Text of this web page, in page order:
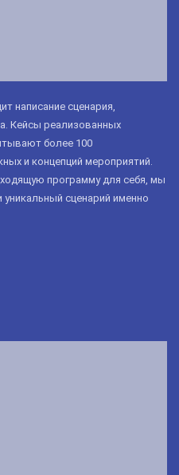
написание сценария,
Кейсы реализованных
более 100
и концепций мероприятий.
программу для себя, мы
сценарий именно